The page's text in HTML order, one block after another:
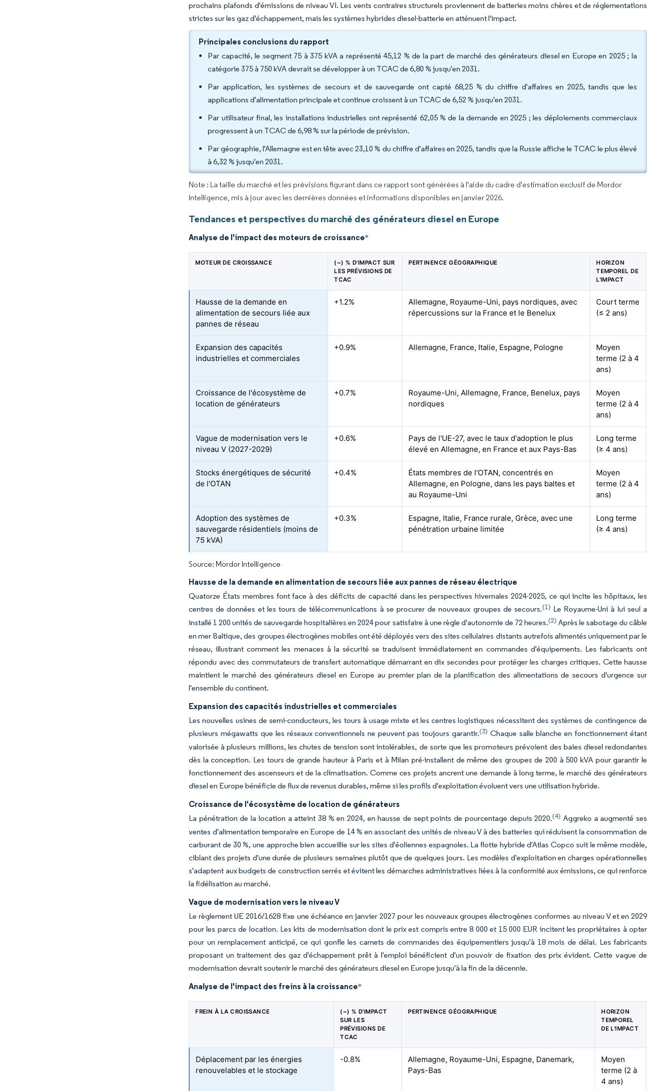
prochains plafonds d'émissions de niveau VI. Les vents contraires structurels proviennent de batteries moins chères et de réglementations
strictes sur les gaz d'échappement, mais les systèmes hybrides diesel-batterie en atténuent l'impact.
Principales conclusions du rapport
Par capacité, le segment 75 à 375 kVA a représenté 45,12 % de la part de marché des générateurs diesel en Europe en 2025 ; la
catégorie 375 à 750 kVA devrait se développer à un TCAC de 6,80 % jusqu'en 2031.
Par application, les systèmes de secours et de sauvegarde ont capté 68,25 % du chiffre d'affaires en 2025, tandis que les
applications d'alimentation principale et continue croissent à un TCAC de 6,52 % jusqu'en 2031.
Par utilisateur final, les installations industrielles ont représenté 62,05 % de la demande en 2025 ; les déploiements commerciaux
progressent à un TCAC de 6,98 % sur la période de prévision.
Par géographie, l'Allemagne est en tête avec 23,10 % du chiffre d'affaires en 2025, tandis que la Russie affiche le TCAC le plus élevé
à 6,32 % jusqu'en 2031.
Note : La taille du marché et les prévisions figurant dans ce rapport sont générées à l'aide du cadre d'estimation exclusif de Mordor
Intelligence, mis à jour avec les dernières données et informations disponibles en janvier 2026.
Tendances et perspectives du marché des générateurs diesel en Europe
Analyse de l'impact des moteurs de croissance*
MOTEUR DE CROISSANCE
(~) % D'IMPACT SUR
LES PRÉVISIONS DE
TCAC
PERTINENCE GÉOGRAPHIQUE
HORIZON
TEMPOREL DE
L'IMPACT
Hausse de la demande en
alimentation de secours liée aux
pannes de réseau
+1.2%
Allemagne, Royaume-Uni, pays nordiques, avec
répercussions sur la France et le Benelux
Court terme
(≤ 2 ans)
Expansion des capacités
industrielles et commerciales
+0.9% Allemagne, France, Italie, Espagne, Pologne
Moyen
terme (2 à 4
ans)
Croissance de l'écosystème de
location de générateurs
+0.7%
Royaume-Uni, Allemagne, France, Benelux, pays
nordiques
Moyen
terme (2 à 4
ans)
Vague de modernisation vers le
niveau V (2027-2029)
+0.6%
Pays de l'UE-27, avec le taux d'adoption le plus
élevé en Allemagne, en France et aux Pays-Bas
Long terme
(≥ 4 ans)
Stocks énergétiques de sécurité
de l'OTAN
+0.4%
États membres de l'OTAN, concentrés en
Allemagne, en Pologne, dans les pays baltes et
au Royaume-Uni
Moyen
terme (2 à 4
ans)
Adoption des systèmes de
sauvegarde résidentiels (moins de
75 kVA)
+0.3%
Espagne, Italie, France rurale, Grèce, avec une
pénétration urbaine limitée
Long terme
(≥ 4 ans)
Source: Mordor Intelligence
Hausse de la demande en alimentation de secours liée aux pannes de réseau électrique
Quatorze États membres font face à des déficits de capacité dans les perspectives hivernales 2024-2025, ce qui incite les hôpitaux, les
centres de données et les tours de télécommunications à se procurer de nouveaux groupes de secours.(1) Le Royaume-Uni à lui seul a
installé 1 200 unités de sauvegarde hospitalières en 2024 pour satisfaire à une règle d'autonomie de 72 heures.(2) Après le sabotage du câble
en mer Baltique, des groupes électrogènes mobiles ont été déployés vers des sites cellulaires distants autrefois alimentés uniquement par le
réseau, illustrant comment les menaces à la sécurité se traduisent immédiatement en commandes d'équipements. Les fabricants ont
répondu avec des commutateurs de transfert automatique démarrant en dix secondes pour protéger les charges critiques. Cette hausse
maintient le marché des générateurs diesel en Europe au premier plan de la planification des alimentations de secours d'urgence sur
l'ensemble du continent.
Expansion des capacités industrielles et commerciales
Les nouvelles usines de semi-conducteurs, les tours à usage mixte et les centres logistiques nécessitent des systèmes de contingence de
plusieurs mégawatts que les réseaux conventionnels ne peuvent pas toujours garantir.(3) Chaque salle blanche en fonctionnement étant
valorisée à plusieurs millions, les chutes de tension sont intolérables, de sorte que les promoteurs prévoient des baies diesel redondantes
dès la conception. Les tours de grande hauteur à Paris et à Milan pré-installent de même des groupes de 200 à 500 kVA pour garantir le
fonctionnement des ascenseurs et de la climatisation. Comme ces projets ancrent une demande à long terme, le marché des générateurs
diesel en Europe bénéficie de flux de revenus durables, même si les profils d'exploitation évoluent vers une utilisation hybride.
Croissance de l'écosystème de location de générateurs
La pénétration de la location a atteint 38 % en 2024, en hausse de sept points de pourcentage depuis 2020.(4) Aggreko a augmenté ses
ventes d'alimentation temporaire en Europe de 14 % en associant des unités de niveau V à des batteries qui réduisent la consommation de
carburant de 30 %, une approche bien accueillie sur les sites d'éoliennes espagnoles. La flotte hybride d'Atlas Copco suit le même modèle,
ciblant des projets d'une durée de plusieurs semaines plutôt que de quelques jours. Les modèles d'exploitation en charges opérationnelles
s'adaptent aux budgets de construction serrés et évitent les démarches administratives liées à la conformité aux émissions, ce qui renforce
la fidélisation au marché.
Vague de modernisation vers le niveau V
Le règlement UE 2016/1628 fixe une échéance en janvier 2027 pour les nouveaux groupes électrogènes conformes au niveau V et en 2029
pour les parcs de location. Les kits de modernisation dont le prix est compris entre 8 000 et 15 000 EUR incitent les propriétaires à opter
pour un remplacement anticipé, ce qui gonfle les carnets de commandes des équipementiers jusqu'à 18 mois de délai. Les fabricants
proposant un traitement des gaz d'échappement prêt à l'emploi bénéficient d'un pouvoir de fixation des prix évident. Cette vague de
modernisation devrait soutenir le marché des générateurs diesel en Europe jusqu'à la fin de la décennie.
Analyse de l'impact des freins à la croissance*
FREIN À LA CROISSANCE
(~) % D'IMPACT
SUR LES
PRÉVISIONS DE
TCAC
PERTINENCE GÉOGRAPHIQUE
HORIZON
TEMPOREL
DE L'IMPACT
Déplacement par les énergies
renouvelables et le stockage
-0.8%
Allemagne, Royaume-Uni, Espagne, Danemark,
Pays-Bas
Moyen
terme (2 à
4 ans)